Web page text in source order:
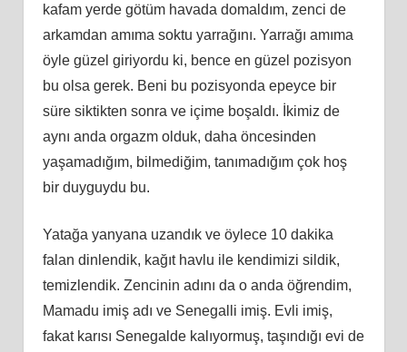
kafam yerde götüm havada domaldım, zenci de
arkamdan amıma soktu yarrağını. Yarrağı amıma
öyle güzel giriyordu ki, bence en güzel pozisyon
bu olsa gerek. Beni bu pozisyonda epeyce bir
süre siktikten sonra ve içime boşaldı. İkimiz de
aynı anda orgazm olduk, daha öncesinden
yaşamadığım, bilmediğim, tanımadığım çok hoş
bir duyguydu bu.
Yatağa yanyana uzandık ve öylece 10 dakika
falan dinlendik, kağıt havlu ile kendimizi sildik,
temizlendik. Zencinin adını da o anda öğrendim,
Mamadu imiş adı ve Senegalli imiş. Evli imiş,
fakat karısı Senegalde kalıyormuş, taşındığı evi de